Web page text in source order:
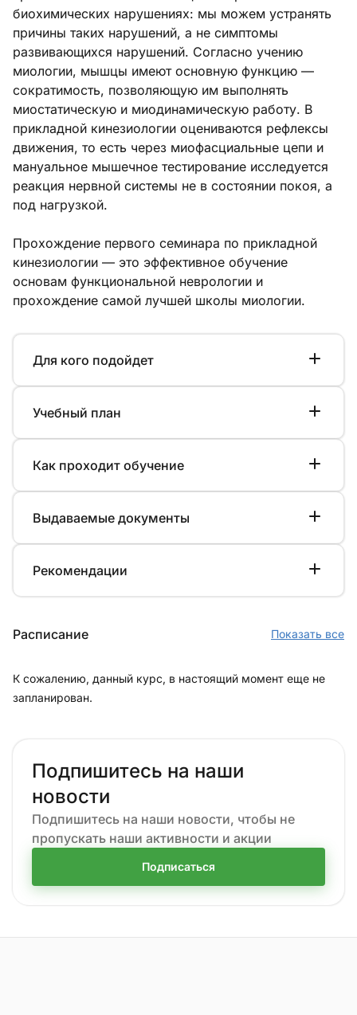
биохимических нарушениях: мы можем устранять
причины таких нарушений, а не симптомы
развивающихся нарушений. Согласно учению
миологии, мышцы имеют основную функцию —
сократимость, позволяющую им выполнять
миостатическую и миодинамическую работу. В
прикладной кинезиологии оцениваются рефлексы
движения, то есть через миофасциальные цепи и
мануальное мышечное тестирование исследуется
реакция нервной системы не в состоянии покоя, а
под нагрузкой.
Прохождение первого семинара по прикладной
кинезиологии — это эффективное обучение
основам функциональной неврологии и
прохождение самой лучшей школы миологии.
Для кого подойдет
Учебный план
Как проходит обучение
Выдаваемые документы
Рекомендации
Расписание Показать все
К сожалению, данный курс, в настоящий момент еще не
запланирован.
Подпишитесь на наши
новости
Подпишитесь на наши новости, чтобы не
пропускать наши активности и акции
Подписаться